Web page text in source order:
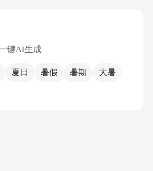
键AI生成
夏日 暑假 暑期
大暑